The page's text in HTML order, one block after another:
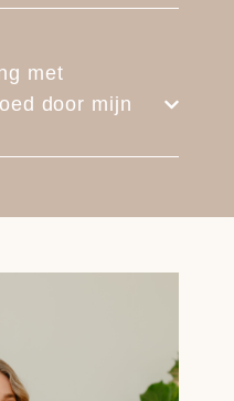
met
door mijn